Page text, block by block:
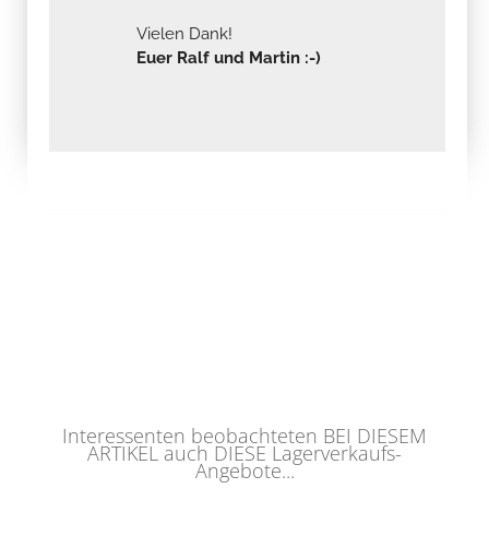
Vielen Dank!
Euer Ralf und Martin :-)
Interessenten beobachteten BEI DIESEM
ARTIKEL auch DIESE Lagerverkaufs-
Angebote...